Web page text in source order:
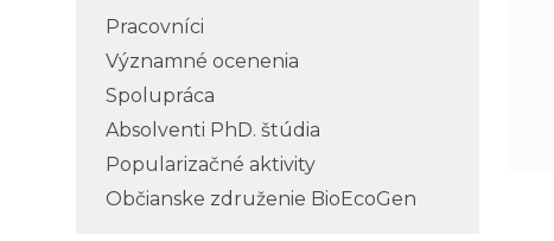
Pracovníci
Významné ocenenia
Spolupráca
Absolventi PhD. štúdia
Popularizačné aktivity
Občianske združenie BioEcoGen